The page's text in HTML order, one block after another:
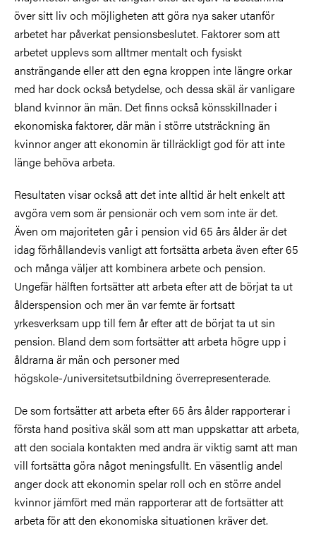
över sitt liv och möjligheten att göra nya saker utanför
arbetet har påverkat pensionsbeslutet. Faktorer som att
arbetet upplevs som alltmer mentalt och fysiskt
ansträngande eller att den egna kroppen inte längre orkar
med har dock också betydelse, och dessa skäl är vanligare
bland kvinnor än män. Det finns också könsskillnader i
ekonomiska faktorer, där män i större utsträckning än
kvinnor anger att ekonomin är tillräckligt god för att inte
länge behöva arbeta.
Resultaten visar också att det inte alltid är helt enkelt att
avgöra vem som är pensionär och vem som inte är det.
Även om majoriteten går i pension vid 65 års ålder är det
idag förhållandevis vanligt att fortsätta arbeta även efter 65
och många väljer att kombinera arbete och pension.
Ungefär hälften fortsätter att arbeta efter att de börjat ta ut
ålderspension och mer än var femte är fortsatt
yrkesverksam upp till fem år efter att de börjat ta ut sin
pension. Bland dem som fortsätter att arbeta högre upp i
åldrarna är män och personer med
högskole-/universitetsutbildning överrepresenterade.
De som fortsätter att arbeta efter 65 års ålder rapporterar i
första hand positiva skäl som att man uppskattar att arbeta,
att den sociala kontakten med andra är viktig samt att man
vill fortsätta göra något meningsfullt. En väsentlig andel
anger dock att ekonomin spelar roll och en större andel
kvinnor jämfört med män rapporterar att de fortsätter att
arbeta för att den ekonomiska situationen kräver det.